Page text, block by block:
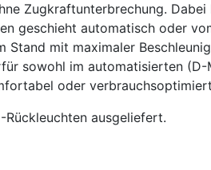
Zugkraftunterbrechung.
geschieht automatisch oder
Stand mit maximaler
sowohl im automatisierten
oder
ausgeliefert.